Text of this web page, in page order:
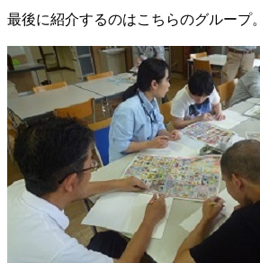
最後に紹介するのはこちらのグループ。